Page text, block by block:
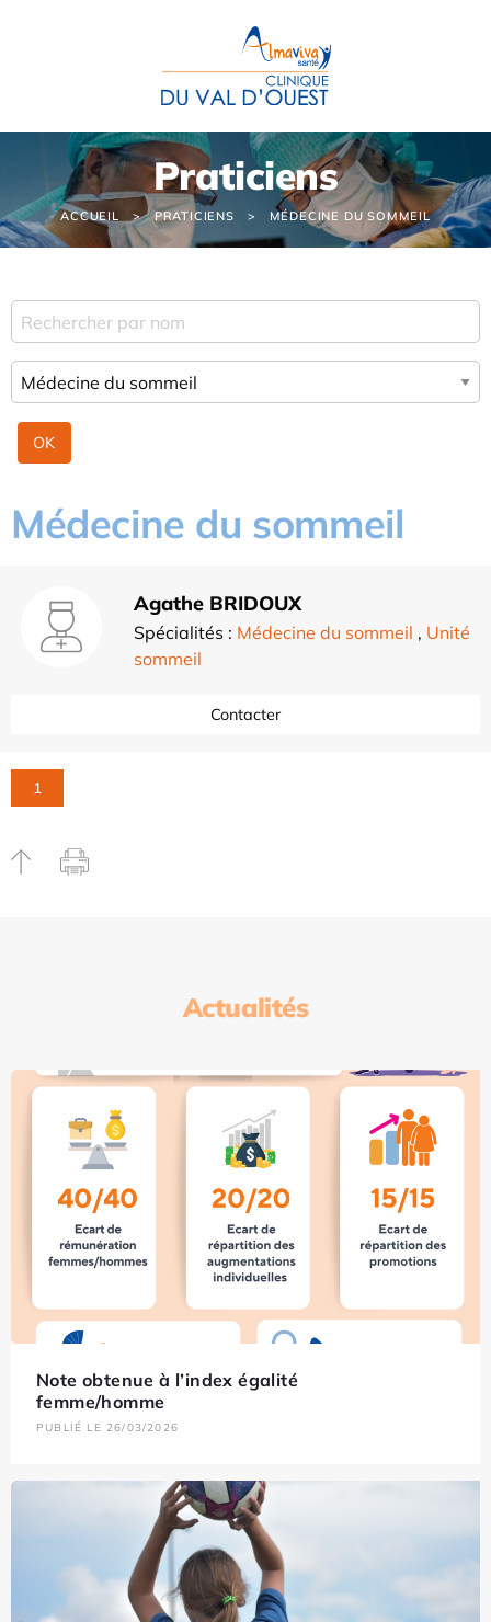
Praticiens
ACCUEIL PRATICIENS MÉDECINE DU SOMMEIL
Médecine du sommeil
Agathe BRIDOUX
Spécialités : Médecine du sommeil , Unité
sommeil
Contacter
1
Actualités
Note obtenue à l’index égalité
femme/homme
PUBLIÉ LE 26/03/2026